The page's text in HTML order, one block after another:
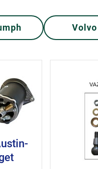
Volvo